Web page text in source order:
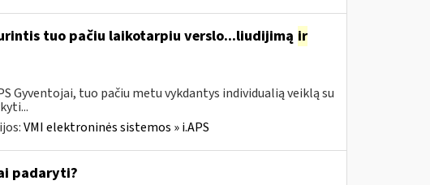
tuo pačiu laikotarpiu verslo...liudijimą ir
Gyventojai, tuo pačiu metu vykdantys individualią veiklą su
VMI elektroninės sistemos » i.APS
padaryti?